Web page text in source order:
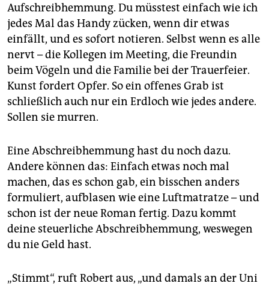
Aufschreibhemmung. Du müsstest einfach wie ich
jedes Mal das Handy zücken, wenn dir etwas
einfällt, und es sofort notieren. Selbst wenn es alle
nervt – die Kollegen im Meeting, die Freundin
beim Vögeln und die Familie bei der Trauerfeier.
Kunst fordert Opfer. So ein offenes Grab ist
schließlich auch nur ein Erdloch wie jedes andere.
Sollen sie murren.
Eine Abschreibhemmung hast du noch dazu.
Andere können das: Einfach etwas noch mal
machen, das es schon gab, ein bisschen anders
formuliert, aufblasen wie eine Luftmatratze – und
schon ist der neue Roman fertig. Dazu kommt
deine steuerliche Abschreibhemmung, weswegen
du nie Geld hast.
„Stimmt“, ruft Robert aus, „und damals an der Uni